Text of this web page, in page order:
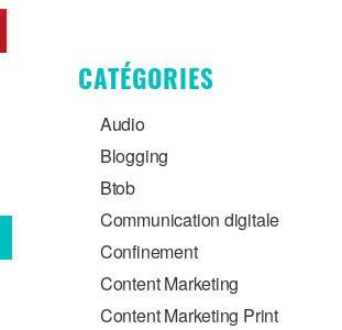
CATÉGORIES
Audio
Blogging
Btob
Communication digitale
Confinement
Content Marketing
Content Marketing Print